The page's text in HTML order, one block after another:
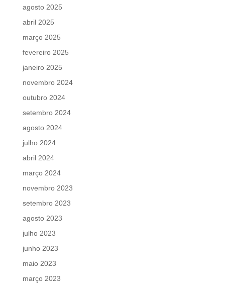
agosto 2025
abril 2025
março 2025
fevereiro 2025
janeiro 2025
novembro 2024
outubro 2024
setembro 2024
agosto 2024
julho 2024
abril 2024
março 2024
novembro 2023
setembro 2023
agosto 2023
julho 2023
junho 2023
maio 2023
março 2023